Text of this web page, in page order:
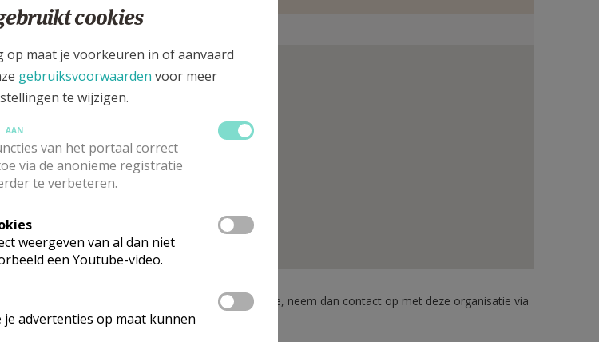
vieringen beschikbaar. Wens je meer informatie, neem dan contact op met deze organisatie via
cookies
op maat je voorkeuren in of aanvaard
gebruiksvoorwaarden voor meer
te wijzigen.
AAN
van het portaal correct
via de anonieme registratie
te verbeteren.
weergeven van al dan niet
een Youtube-video.
advertenties op maat kunnen